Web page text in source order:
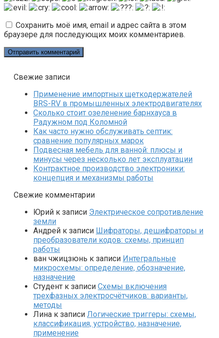
Сохранить моё имя, email и адрес сайта в этом
браузере для последующих моих комментариев.
Свежие записи
Применение импортных щеткодержателей
BRS-RV в промышленных электродвигателях
Сколько стоит озеленение барнхауса в
Радужном под Коломной
Как часто нужно обслуживать септик:
сравнение популярных марок
Подвесная мебель для ванной: плюсы и
минусы через несколько лет эксплуатации
Контрактное производство электроники:
концепция и механизмы работы
Свежие комментарии
Юрий к записи Электрическое сопротивление
земли
Андрей к записи Шифраторы, дешифраторы и
преобразователи кодов: схемы, принцип
работы
ван чжицзюнь к записи Интегральные
микросхемы: определение, обозначение,
назначение
Студент к записи Схемы включения
трехфазных электросчётчиков: варианты,
методы
Лина к записи Логические триггеры: схемы,
классификация, устройство, назначение,
применение